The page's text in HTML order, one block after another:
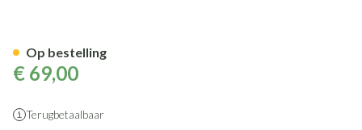
€ 69,00
Terugbetaalbaar
Op bestelling